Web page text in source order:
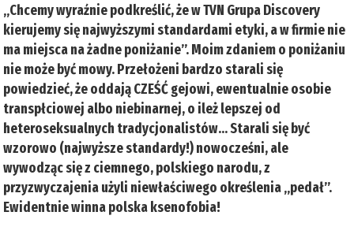
„Chcemy wyraźnie podkreślić, że w TVN Grupa Discovery
kierujemy się najwyższymi standardami etyki, a w firmie nie
ma miejsca na żadne poniżanie”. Moim zdaniem o poniżaniu
nie może być mowy. Przełożeni bardzo starali się
powiedzieć, że oddają CZEŚĆ gejowi, ewentualnie osobie
transpłciowej albo niebinarnej, o ileż lepszej od
heteroseksualnych tradycjonalistów… Starali się być
wzorowo (najwyższe standardy!) nowocześni, ale
wywodząc się z ciemnego, polskiego narodu, z
przyzwyczajenia użyli niewłaściwego określenia „pedał”.
Ewidentnie winna polska ksenofobia!